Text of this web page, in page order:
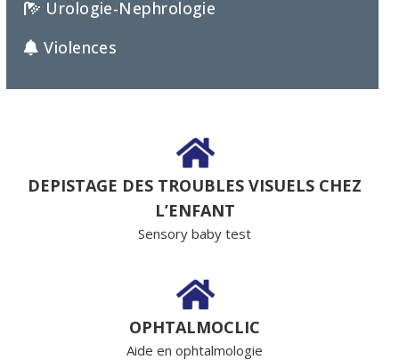
Urologie-Nephrologie
Violences
DEPISTAGE DES TROUBLES VISUELS CHEZ
L’ENFANT
Sensory baby test
OPHTALMOCLIC
Aide en ophtalmologie